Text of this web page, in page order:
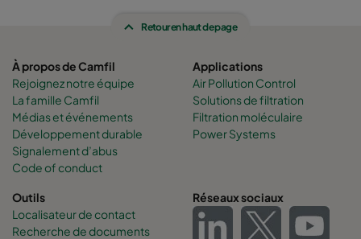
0160 287x592x640-6 ePM1 60%
0160 592x892x640-12 ePM1 60% F7
0160 490x892x640-10 ePM1 60% F7
0160 287x892x640-6
0160 592x592x370-12 ePM1 60% F7
Retour en haut de page
À propos de Camfil
Rejoignez notre équipe
La famille Camfil
Médias et événements
Développement durable
Signalement d’abus
Code of conduct
Applications
Air Pollution Control
Solutions de filtration
Filtration moléculaire
Power Systems
Outils
Localisateur de contact
Recherche de documents
Réseaux sociaux